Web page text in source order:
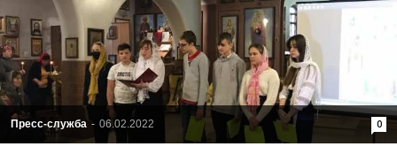
Пресс-служба - 06.02.2022 0